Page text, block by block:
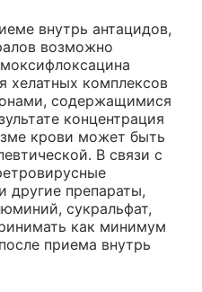
внутрь антацидов,
возможно
хелатных комплексов
содержащимися
концентрация
крови может быть
В связи с
другие препараты,
сукральфат,
как минимум
приема внутрь